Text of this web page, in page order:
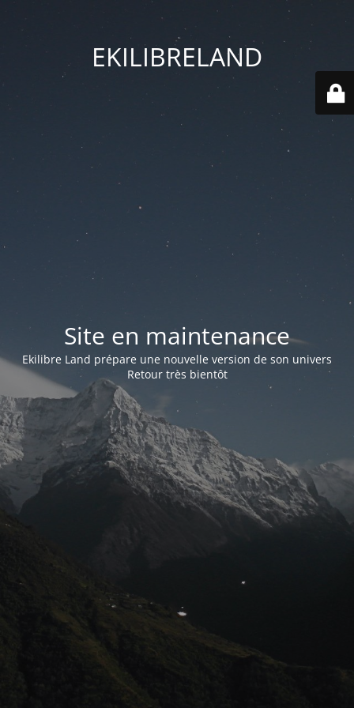
EKILIBRELAND
Site en maintenance
Ekilibre Land prépare une nouvelle version de son univers
Retour très bientôt